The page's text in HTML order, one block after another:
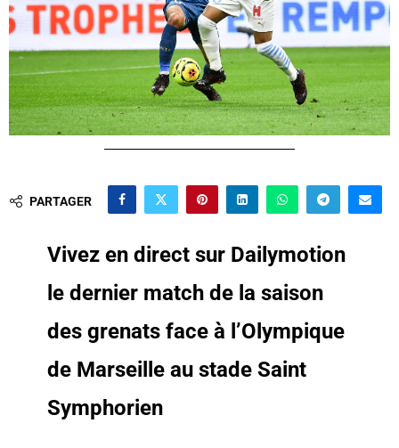
PARTAGER
Vivez en direct sur Dailymotion
le dernier match de la saison
des grenats face à l’Olympique
de Marseille au stade Saint
Symphorien